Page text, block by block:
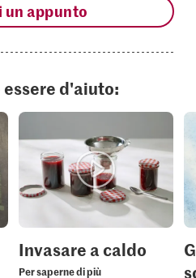
un appunto
d'aiuto:
Invasare a caldo
Per saperne di più